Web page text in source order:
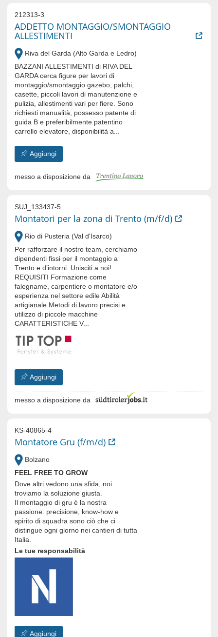
212313-3
ADDETTO MONTAGGIO/SMONTAGGIO
ALLESTIMENTI
Riva del Garda (Alto Garda e Ledro)
BAZZANI ALLESTIMENTI di RIVA DEL
GARDA cerca figure per lavori di
montaggio/smontaggio gazebo, palchi,
casette, piccoli lavori di manutenzione e
pulizia, allestimenti vari per fiere. Sono
richiesti manualità, possesso patente di
guida B e preferibilmente patentino
carrello elevatore, disponibilità a...
Aggiungi
messo a disposizione da
SUJ_133437-5
Montatori per la zona di Trento (m/f/d)
Rio di Pusteria (Val d'Isarco)
Per rafforzare il nostro team, cerchiamo
dipendenti fissi per il montaggio a
Trento e d’intorni. Unisciti a noi!
REQUISITI Formazione come
falegname, carpentiere o montatore e/o
esperienza nel settore edile Abilità
artigianale Metodi di lavoro precisi e
utilizzo di piccole macchine
CARATTERISTICHE V...
Aggiungi
messo a disposizione da
KS-40865-4
Montatore Gru (f/m/d)
Bolzano
FEEL FREE TO GROW
Dove altri vedono una sfida, noi
troviamo la soluzione giusta.
Il montaggio di gru è la nostra
passione: precisione, know-how e
spirito di squadra sono ciò che ci
distingue ogni giorno nei cantieri di tutta
Italia.
Le tue responsabilità
Aggiungi